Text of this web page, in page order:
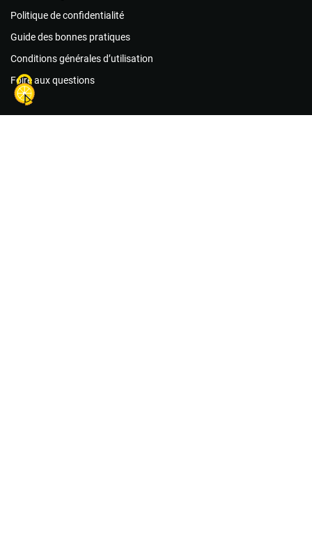
Politique de confidentialité
Guide des bonnes pratiques
Conditions générales d’utilisation
Foire aux questions